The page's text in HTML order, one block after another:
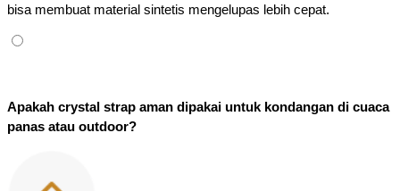
bisa membuat material sintetis mengelupas lebih cepat.
Apakah crystal strap aman dipakai untuk kondangan di cuaca
panas atau outdoor?